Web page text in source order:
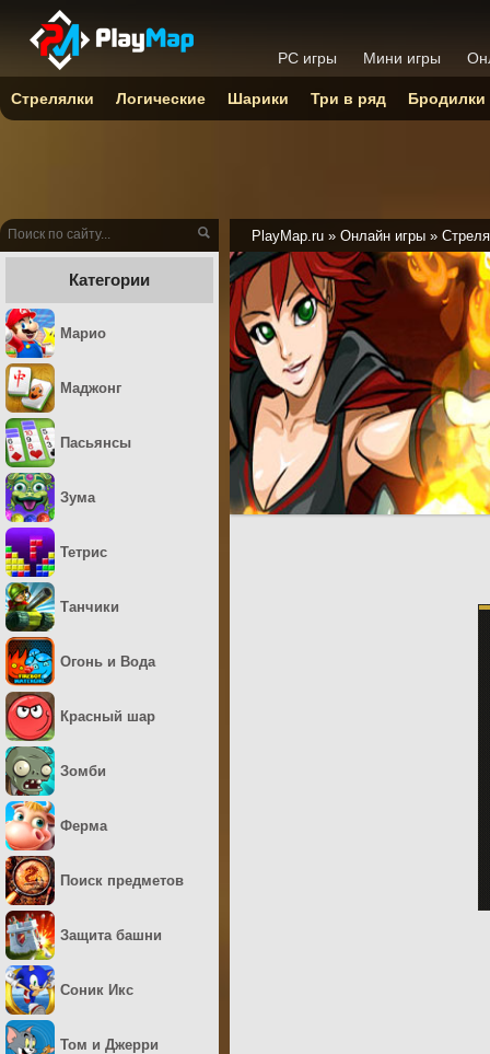
PlayMap.ru » Онлайн игры »
Категории
Марио
Маджонг
Пасьянсы
Зума
Тетрис
Танчики
Огонь и Вода
Красный шар
Зомби
Ферма
Поиск предметов
Защита башни
Соник Икс
Том и Джерри
PC игры Мини игры
Стрелялки Логические Шарики Три в ряд Бродилки